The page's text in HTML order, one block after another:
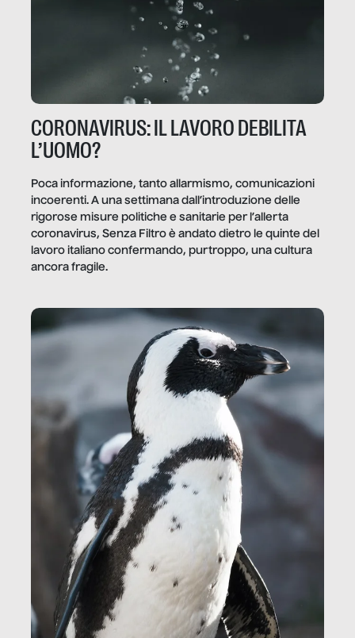
CORONAVIRUS: IL LAVORO DEBILITA
L’UOMO?
Poca informazione, tanto allarmismo, comunicazioni
incoerenti. A una settimana dall’introduzione delle
rigorose misure politiche e sanitarie per l’allerta
coronavirus, Senza Filtro è andato dietro le quinte del
lavoro italiano confermando, purtroppo, una cultura
ancora fragile.